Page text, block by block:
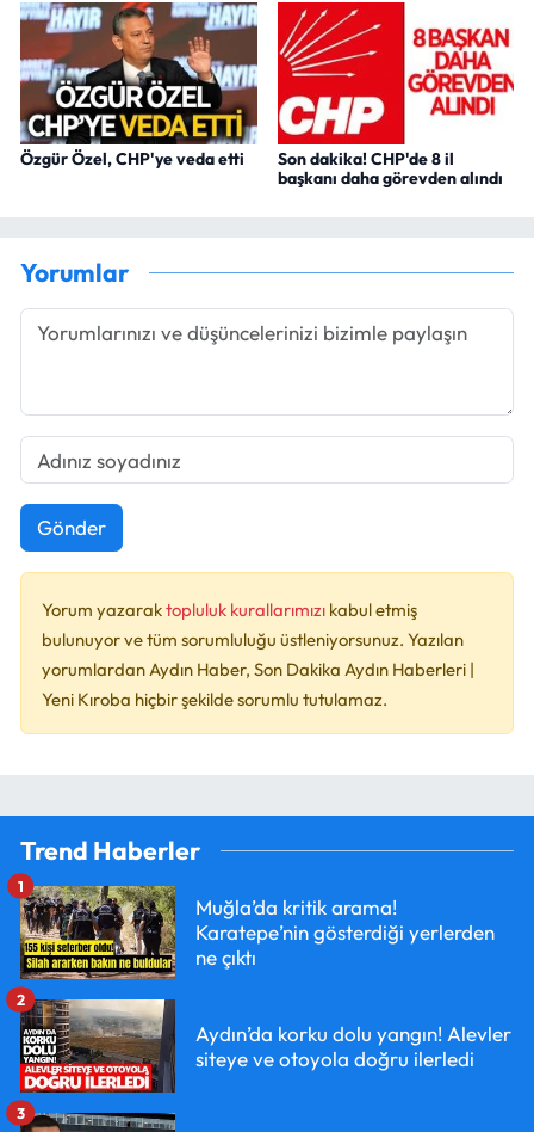
Özgür Özel, CHP'ye veda etti
Son dakika! CHP'de 8 il
başkanı daha görevden alındı
Yorumlar
Gönder
Yorum yazaraktopluluk kurallarımızı kabul etmiş
bulunuyor ve tüm sorumluluğu üstleniyorsunuz. Yazılan
yorumlardan Aydın Haber, Son Dakika Aydın Haberleri |
Yeni Kıroba hiçbir şekilde sorumlu tutulamaz.
Trend Haberler
Muğla’da kritik arama!
Karatepe’nin gösterdiği yerlerden
ne çıktı
1
Aydın’da korku dolu yangın! Alevler
siteye ve otoyola doğru ilerledi
2
3